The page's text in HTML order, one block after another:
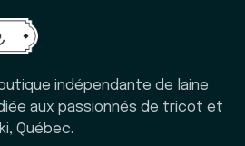
indépendante de laine
aux passionnés de tricot et
Québec.